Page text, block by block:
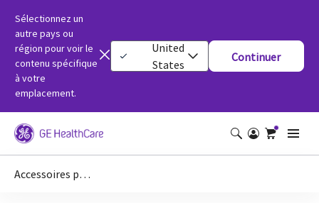
Sélectionnez un
autre pays ou
région pour voir le
contenu spécifique
à votre
emplacement.
United
States
Continuer
Accessoires pour appareils de ventilation